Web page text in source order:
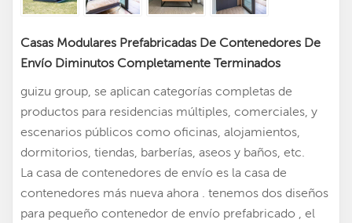
Casas Modulares Prefabricadas De Contenedores De
Envío Diminutos Completamente Terminados
guizu group, se aplican categorías completas de
productos para residencias múltiples, comerciales, y
escenarios públicos como oficinas, alojamientos,
dormitorios, tiendas, barberías, aseos y baños, etc.
La casa de contenedores de envío es la casa de
contenedores más nueva ahora . tenemos dos diseños
para pequeño contenedor de envío prefabricado , el